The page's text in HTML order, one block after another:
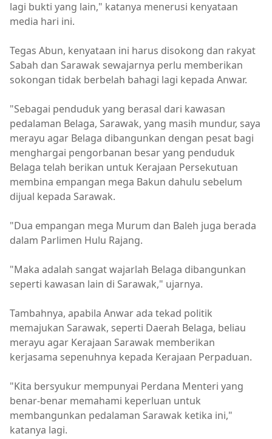
lagi bukti yang lain," katanya menerusi kenyataan
media hari ini.
Tegas Abun, kenyataan ini harus disokong dan rakyat
Sabah dan Sarawak sewajarnya perlu memberikan
sokongan tidak berbelah bahagi lagi kepada Anwar.
"Sebagai penduduk yang berasal dari kawasan
pedalaman Belaga, Sarawak, yang masih mundur, saya
merayu agar Belaga dibangunkan dengan pesat bagi
menghargai pengorbanan besar yang penduduk
Belaga telah berikan untuk Kerajaan Persekutuan
membina empangan mega Bakun dahulu sebelum
dijual kepada Sarawak.
"Dua empangan mega Murum dan Baleh juga berada
dalam Parlimen Hulu Rajang.
"Maka adalah sangat wajarlah Belaga dibangunkan
seperti kawasan lain di Sarawak," ujarnya.
Tambahnya, apabila Anwar ada tekad politik
memajukan Sarawak, seperti Daerah Belaga, beliau
merayu agar Kerajaan Sarawak memberikan
kerjasama sepenuhnya kepada Kerajaan Perpaduan.
"Kita bersyukur mempunyai Perdana Menteri yang
benar-benar memahami keperluan untuk
membangunkan pedalaman Sarawak ketika ini,"
katanya lagi.